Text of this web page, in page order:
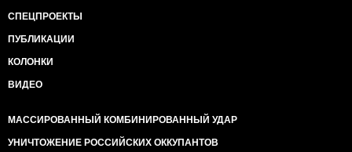
СПЕЦПРОЕКТЫ
ПУБЛИКАЦИИ
КОЛОНКИ
ВИДЕО
МАССИРОВАННЫЙ КОМБИНИРОВАННЫЙ УДАР
УНИЧТОЖЕНИЕ РОССИЙСКИХ ОККУПАНТОВ